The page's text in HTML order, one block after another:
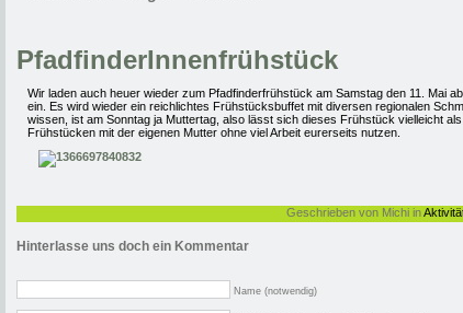
PfadfinderInnenfrühstück
Wir laden auch heuer wieder zum Pfadfinderfrühstück am Samstag den 11. Mai
ein. Es wird wieder ein reichlichtes Frühstücksbuffet mit diversen regionalen
wissen, ist am Sonntag ja Muttertag, also lässt sich dieses Frühstück vielleicht
Frühstücken mit der eigenen Mutter ohne viel Arbeit eurerseits nutzen.
Geschrieben von Michi in
Hinterlasse uns doch ein Kommentar
Name (notwendig)